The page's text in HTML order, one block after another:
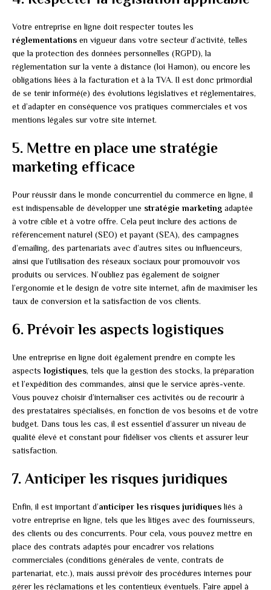
Votre entreprise en ligne doit respecter toutes les
réglementations en vigueur dans votre secteur d’activité, telles
que la protection des données personnelles (RGPD), la
réglementation sur la vente à distance (loi Hamon), ou encore les
obligations liées à la facturation et à la TVA. Il est donc primordial
de se tenir informé(e) des évolutions législatives et réglementaires,
et d’adapter en conséquence vos pratiques commerciales et vos
mentions légales sur votre site internet.
5. Mettre en place une stratégie
marketing efficace
Pour réussir dans le monde concurrentiel du commerce en ligne, il
est indispensable de développer une stratégie marketing adaptée
à votre cible et à votre offre. Cela peut inclure des actions de
référencement naturel (SEO) et payant (SEA), des campagnes
d’emailing, des partenariats avec d’autres sites ou influenceurs,
ainsi que l’utilisation des réseaux sociaux pour promouvoir vos
produits ou services. N’oubliez pas également de soigner
l’ergonomie et le design de votre site internet, afin de maximiser les
taux de conversion et la satisfaction de vos clients.
6. Prévoir les aspects logistiques
Une entreprise en ligne doit également prendre en compte les
aspects logistiques, tels que la gestion des stocks, la préparation
et l’expédition des commandes, ainsi que le service après-vente.
Vous pouvez choisir d’internaliser ces activités ou de recourir à
des prestataires spécialisés, en fonction de vos besoins et de votre
budget. Dans tous les cas, il est essentiel d’assurer un niveau de
qualité élevé et constant pour fidéliser vos clients et assurer leur
satisfaction.
7. Anticiper les risques juridiques
Enfin, il est important d’anticiper les risques juridiquesliés à
votre entreprise en ligne, tels que les litiges avec des fournisseurs,
des clients ou des concurrents. Pour cela, vous pouvez mettre en
place des contrats adaptés pour encadrer vos relations
commerciales (conditions générales de vente, contrats de
partenariat, etc.), mais aussi prévoir des procédures internes pour
gérer les réclamations et les contentieux éventuels. Faire appel à